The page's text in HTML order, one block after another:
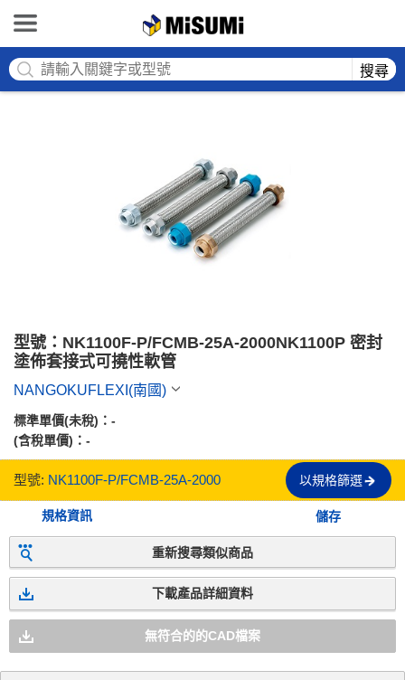
搜尋
型號：NK1100F-P/FCMB-25A-2000NK1100P 密封
塗佈套接式可撓性軟管
NANGOKUFLEXI(南國)
標準單價(未稅)： -
(含稅單價)： -
型號: NK1100F-P/FCMB-25A-2000 以規格篩選
規格資訊 儲存
重新搜尋類似商品
下載產品詳細資料
無符合的的CAD檔案